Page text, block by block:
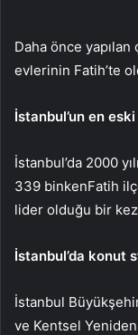
Daha önce yapılan
evlerinin Fatih’te
İstanbul’un en
İstanbul’da 2000
339 binkenFatih
lider olduğu bir kez
İstanbul’da konut
İstanbul
ve Kentsel Yeniden